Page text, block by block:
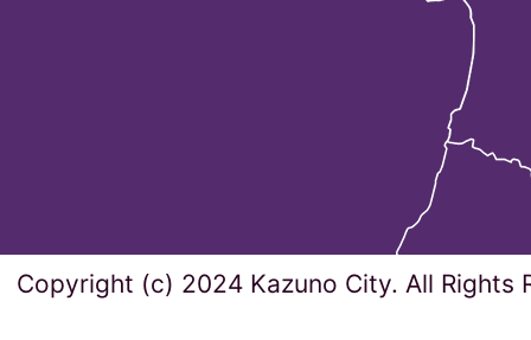
Copyright (c) 2024 Kazuno City. All Rights